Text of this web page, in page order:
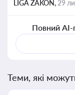
LIGA ZAKON, 29
Повний AI-
Теми, які